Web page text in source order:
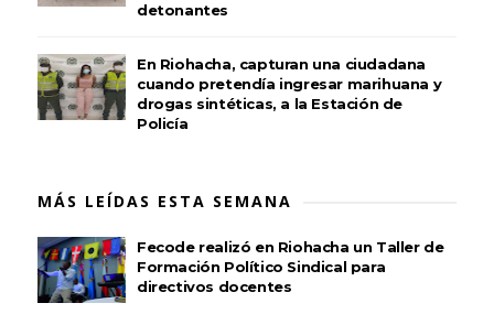
detonantes
En Riohacha, capturan una ciudadana
cuando pretendía ingresar marihuana y
drogas sintéticas, a la Estación de
Policía
MÁS LEÍDAS ESTA SEMANA
Fecode realizó en Riohacha un Taller de
Formación Político Sindical para
directivos docentes